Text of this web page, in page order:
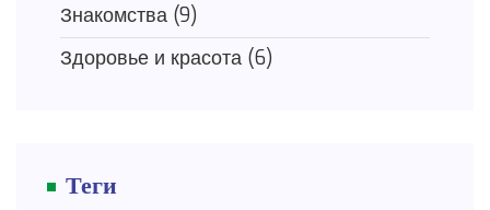
Знакомства (9)
Здоровье и красота (6)
Теги